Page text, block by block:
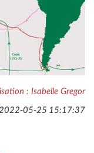
: Isabelle Gregor
2022-05-25 15:17:37